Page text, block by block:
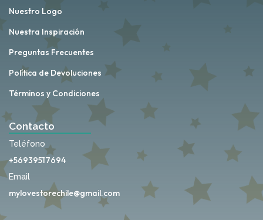
Nuestro Logo
Nuestra Inspiración
Preguntas Frecuentes
Política de Devoluciones
Términos y Condiciones
Contacto
Teléfono
+56939517694
Email
mylovestorechile@gmail.com